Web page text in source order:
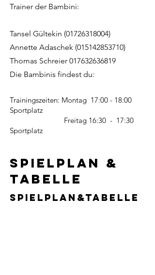
Trainer der Bambini:
Tansel Gültekin (01726318004)
Annette Adaschek (015142853710)
Thomas Schreier 017632636819
Die Bambinis findest du:
Trainingszeiten: Montag 17:00 - 18:00
Sportplatz
Freitag 16:30 - 17:30
Sportplatz
Spielplan &
Tabelle
Spielplan&Tabelle